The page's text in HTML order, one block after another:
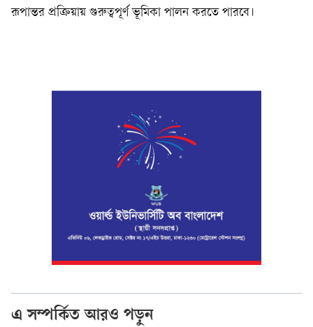
রূপান্তর প্রক্রিয়ায় গুরুত্বপূর্ণ ভূমিকা পালন করতে পারবে।
এ সম্পর্কিত আরও পড়ুন